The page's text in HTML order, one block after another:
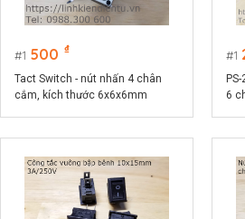
1 500 ₫
Tact Switch - nút nhấn 4 chân
cắm, kích thước 6x6x6mm
1
6